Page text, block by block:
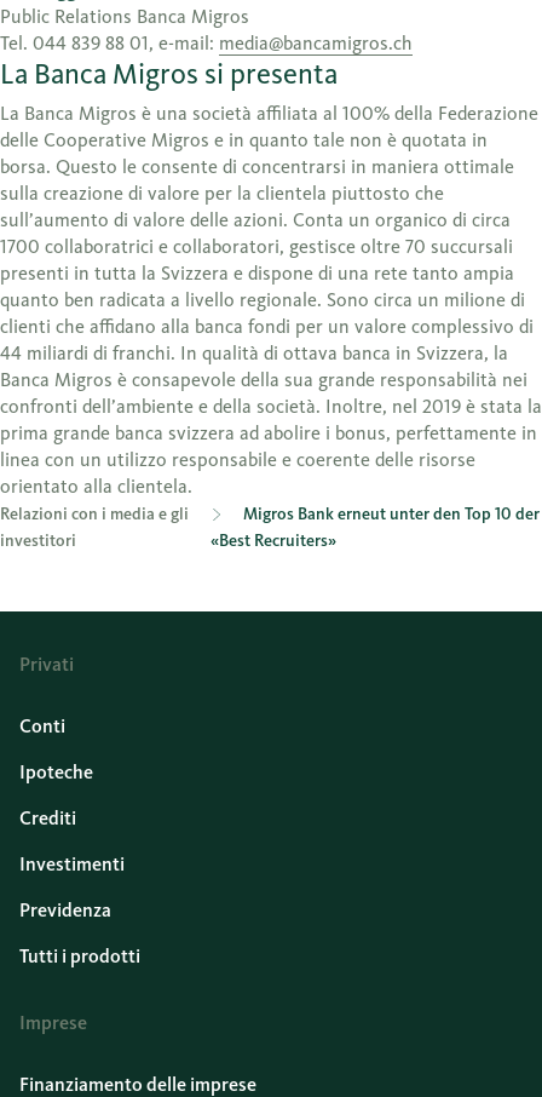
Public Relations Banca Migros
Tel. 044 839 88 01, e-mail: media@bancamigros.ch
La Banca Migros si presenta
La Banca Migros è una società affiliata al 100% della Federazione
delle Cooperative Migros e in quanto tale non è quotata in
borsa. Questo le consente di concentrarsi in maniera ottimale
sulla creazione di valore per la clientela piuttosto che
sull’aumento di valore delle azioni. Conta un organico di circa
1700 collaboratrici e collaboratori, gestisce oltre 70 succursali
presenti in tutta la Svizzera e dispone di una rete tanto ampia
quanto ben radicata a livello regionale. Sono circa un milione di
clienti che affidano alla banca fondi per un valore complessivo di
44 miliardi di franchi. In qualità di ottava banca in Svizzera, la
Banca Migros è consapevole della sua grande responsabilità nei
confronti dell’ambiente e della società. Inoltre, nel 2019 è stata la
prima grande banca svizzera ad abolire i bonus, perfettamente in
linea con un utilizzo responsabile e coerente delle risorse
orientato alla clientela.
Relazioni con i media e gli
investitori
Migros Bank erneut unter den Top 10 der
«Best Recruiters»
Privati
Conti
Ipoteche
Crediti
Investimenti
Previdenza
Tutti i prodotti
Imprese
Finanziamento delle imprese